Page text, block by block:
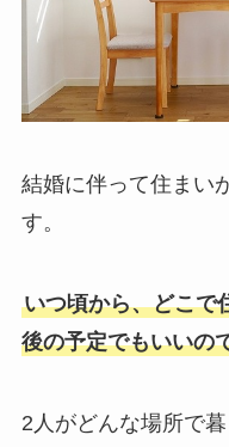
結婚に伴って住まい
す。
いつ頃から、どこで
後の予定でもいいの
2人がどんな場所で